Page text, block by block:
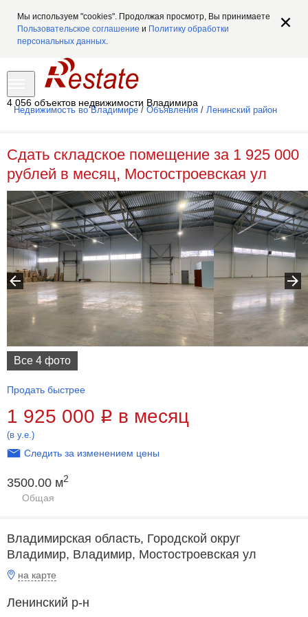
Мы используем "cookies". Продолжая просмотр, Вы принимаете
Пользовательское соглашение и Политику обработки
персональных данных.
4 056 объектов недвижимости Владимира
Недвижимость во Владимире / Объявления / Ленинский район
Сдать складское помещение за 1 925 000
рублей в месяц, Мостостроевская ул
Все 4 фото
Продать быстрее
1 925 000 Р в месяц
(в у.е.)
Следить за изменением цены
3500.00 м2
Общая
Владимирская область, Городской округ
Владимир, Владимир, Мостостроевская ул
на карте
Ленинский р-н